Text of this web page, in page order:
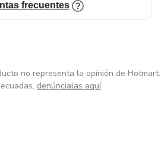
frecuentes
no representa la opinión de Hotmart.
denúncialas aquí